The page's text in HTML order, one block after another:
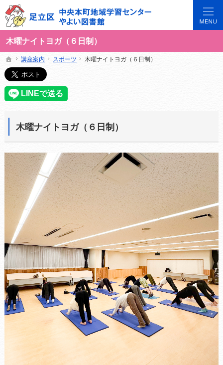
木曜ナイトヨガ（６日制）
3世代で楽しめる地域のひろば。当サイトでは地域の講座や施設をご案内しています。
足立区中央本町地域学習センターや図書館の総合案内サイト
ホーム
講座案内 スポーツ 木曜ナイトヨガ（６日制）
木曜ナイトヨガ（６日制）
ホーム
講座案内 スポーツ 木曜ナイトヨガ（６日制）